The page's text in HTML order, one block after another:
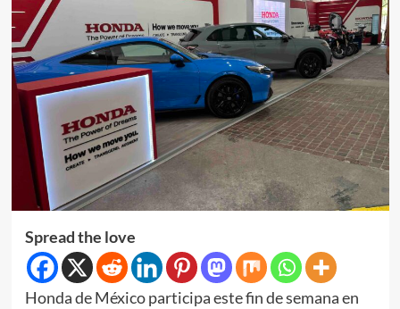
Spread the love
Honda de México participa este fin de semana en